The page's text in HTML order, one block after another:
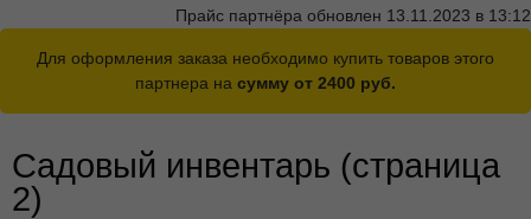
Прайс партнёра обновлен 13.11.2023 в 13:12
Для оформления заказа необходимо купить товаров этого
партнера на сумму от 2400 руб.
Садовый инвентарь (страница
2)